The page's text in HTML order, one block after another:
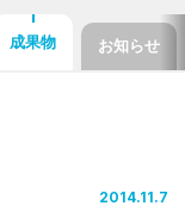
成果物 お知らせ
2014.11.7